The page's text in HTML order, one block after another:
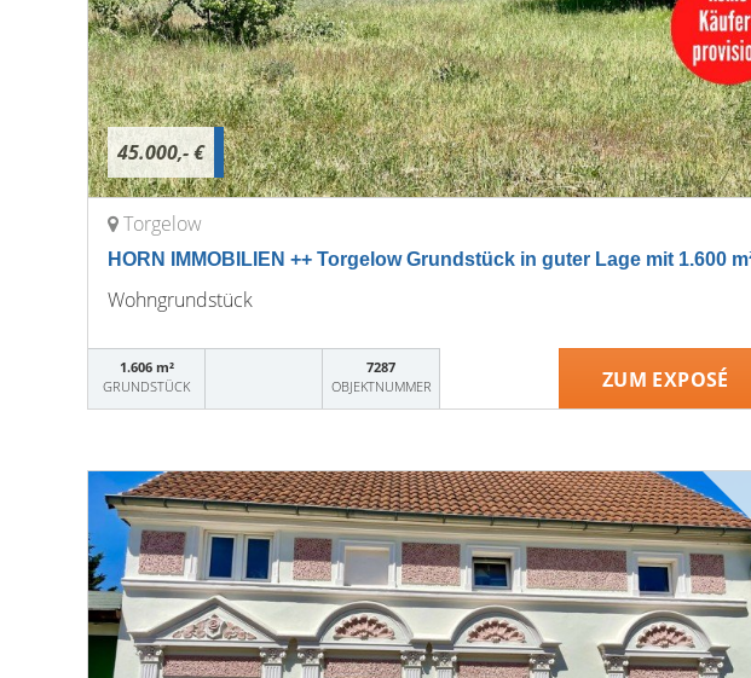
45.000,- €
Torgelow
HORN IMMOBILIEN ++ Torgelow Grundstück in guter Lage mit 1.600
Wohngrundstück
1.606 m²
GRUNDSTÜCK
7287
OBJEKTNUMMER
ZUM EXPOSÉ